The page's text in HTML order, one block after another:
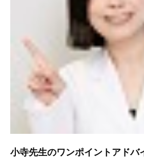
小寺先生のワンポイントアドバ